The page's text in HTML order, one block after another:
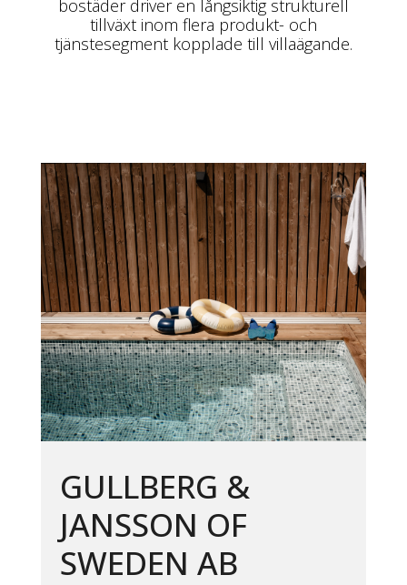
bostäder driver en långsiktig strukturell
tillväxt inom flera produkt- och
tjänstesegment kopplade till villaägande.
GULLBERG &
JANSSON OF
SWEDEN AB